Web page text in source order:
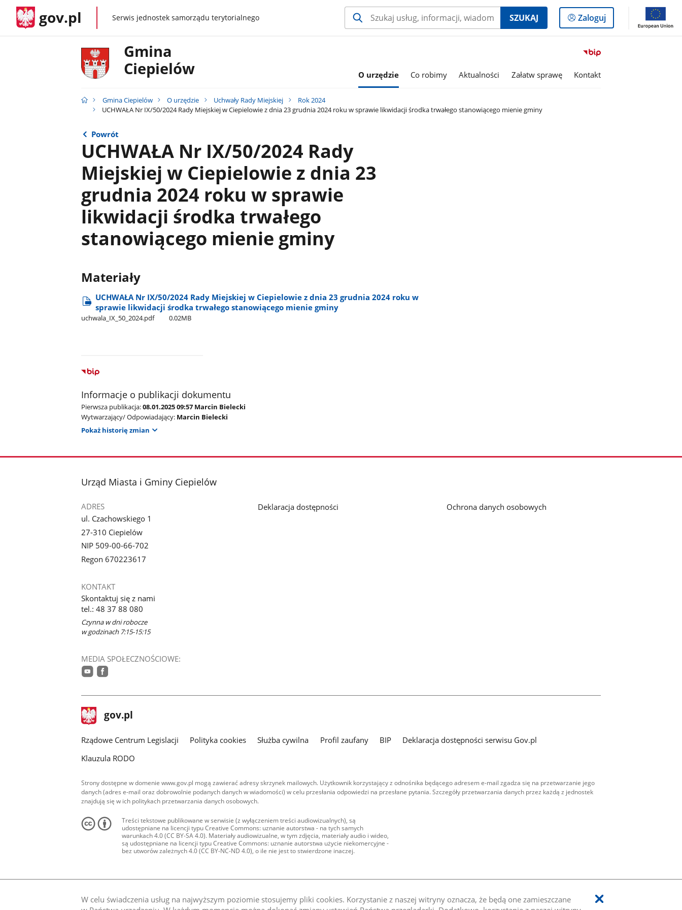
W celu świadczenia usług na najwyższym poziomie stosujemy pliki cookies. Korzystanie z naszej witryny oznacza, że będą one zamieszczane
gov.pl gov.plSerwis jednostek samorządu terytorialnego SZUKAJ
Logowanie
do
Zaloguj
Przejdź
serwisu
Gmina
Ciepielów
O urzędzie Co robimy Aktualności Załatw sprawę Kontakt
Gmina Ciepielów O urzędzie Uchwały Rady Miejskiej
Rok 2024
UCHWAŁA Nr IX/50/2024 Rady Miejskiej w Ciepielowie z dnia 23 grudnia 2024 roku w sprawie likwidacji środka trwałego stanowiącego mienie gminy
Powrót
UCHWAŁA Nr IX/50/2024 Rady
Miejskiej w Ciepielowie z dnia 23
grudnia 2024 roku w sprawie
likwidacji środka trwałego
stanowiącego mienie gminy
Materiały
UCHWAŁA Nr IX/50/2024 Rady Miejskiej w Ciepielowie z dnia 23 grudnia 2024 roku w
sprawie likwidacji środka trwałego stanowiącego mienie gminy
uchwala​_IX​_50​_2024.pdf 0.02MB
Informacje o publikacji dokumentu
Pierwsza publikacja:08.01.2025 09:57 Marcin Bielecki
Wytwarzający/ Odpowiadający: Marcin Bielecki
Pokaż historię zmian
stopka
Urząd Miasta i Gminy Ciepielów
ADRES
ul. Czachowskiego 1
27-310 Ciepielów
NIP 509-00-66-702
Regon 670223617
KONTAKT
Skontaktuj się z nami
tel.: 48 37 88 080
Czynna w dni robocze
w godzinach 7:15-15:15
MEDIA SPOŁECZNOŚCIOWE:
Deklaracja dostępności Ochrona danych osobowych
stopka
gov.pl Strona
gov.pl
Rządowe Centrum Legislacji Polityka cookies Służba cywilna Profil zaufany BIP
Deklaracja dostępności serwisu Gov.pl
Klauzula RODO
Strony dostępne w domenie www.gov.pl mogą zawierać adresy skrzynek mailowych. Użytkownik korzystający z odnośnika będącego adresem e-mail zgadza się na przetwarzanie jego
danych (adres e-mail oraz dobrowolnie podanych danych w wiadomości) w celu przesłania odpowiedzi na przesłane pytania. Szczegóły przetwarzania danych przez każdą z jednostek
znajdują się w ich politykach przetwarzania danych osobowych.
Treści tekstowe publikowane w serwisie (z wyłączeniem treści audiowizualnych), są
udostępniane na licencji typu Creative Commons: uznanie autorstwa - na tych samych
warunkach 4.0 (CC BY-SA 4.0). Materiały audiowizualne, w tym zdjęcia, materiały audio i wideo,
są udostępniane na licencji typu Creative Commons: uznanie autorstwa użycie niekomercyjne -
bez utworów zależnych 4.0 (CC BY-NC-ND 4.0), o ile nie jest to stwierdzone inaczej.